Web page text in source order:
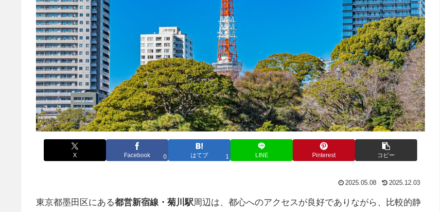
X Facebook 0 はてブ 1 LINE Pinterest コピー
2025.05.08 2025.12.03
東京都墨田区にある都営新宿線・菊川駅周辺は、都心へのアクセスが良好でありながら、比較的静